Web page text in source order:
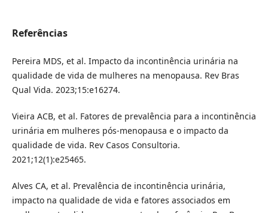
Referências
Pereira MDS, et al. Impacto da incontinência urinária na
qualidade de vida de mulheres na menopausa. Rev Bras
Qual Vida. 2023;15:e16274.
Vieira ACB, et al. Fatores de prevalência para a incontinência
urinária em mulheres pós-menopausa e o impacto da
qualidade de vida. Rev Casos Consultoria.
2021;12(1):e25465.
Alves CA, et al. Prevalência de incontinência urinária,
impacto na qualidade de vida e fatores associados em